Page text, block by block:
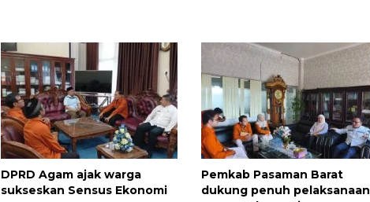
DPRD Agam ajak warga
sukseskan Sensus Ekonomi
Pemkab Pasaman Barat
dukung penuh pelaksanaan